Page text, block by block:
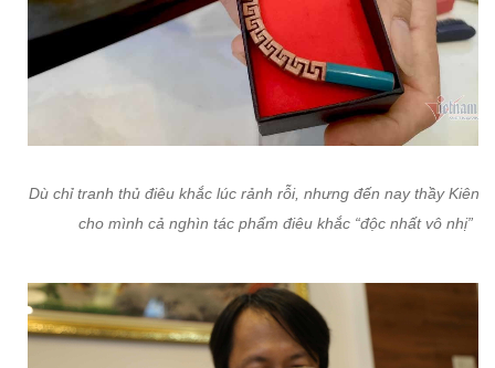
Dù chỉ tranh thủ điêu khắc lúc rảnh rỗi, nhưng đến nay thầy Kiên
cho mình cả nghìn tác phẩm điêu khắc “độc nhất vô nhị”